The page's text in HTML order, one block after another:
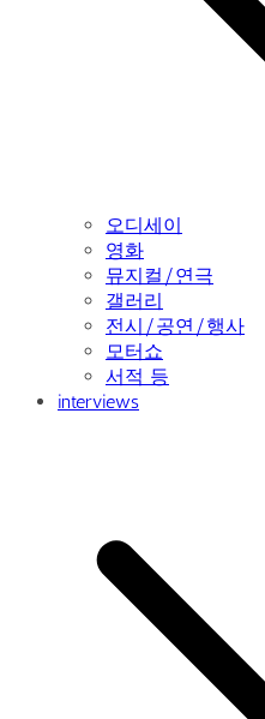
오디세이
영화
뮤지컬/연극
갤러리
전시/공연/행사
모터쇼
서적 등
interviews